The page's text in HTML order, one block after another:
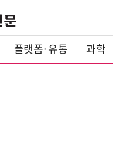
플랫폼·유통 과학